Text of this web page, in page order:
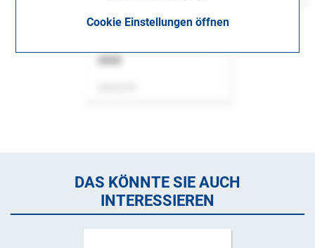
Cookie Einstellungen öffnen
DAS KÖNNTE SIE AUCH
INTERESSIEREN